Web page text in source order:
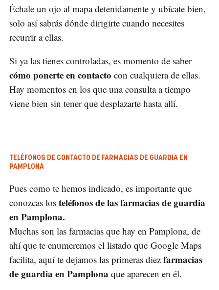
Échale un ojo al mapa detenidamente y ubícate bien,
solo así sabrás dónde dirigirte cuando necesites
recurrir a ellas.
Si ya las tienes controladas, es momento de saber
cómo ponerte en contacto con cualquiera de ellas.
Hay momentos en los que una consulta a tiempo
viene bien sin tener que desplazarte hasta allí.
TELÉFONOS DE CONTACTO DE FARMACIAS DE GUARDIA EN
PAMPLONA
Pues como te hemos indicado, es importante que
conozcas los teléfonos de las farmacias de guardia
en Pamplona.
Muchas son las farmacias que hay en Pamplona, de
ahí que te enumeremos el listado que Google Maps
facilita, aquí te dejamos las primeras diez farmacias
de guardia en Pamplona que aparecen en él.